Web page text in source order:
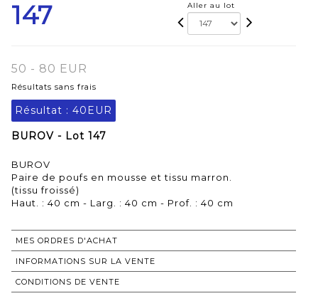
147 Aller au lot
50 - 80 EUR
Résultats sans frais
Résultat : 40EUR
BUROV - Lot 147
BUROV
Paire de poufs en mousse et tissu marron.
(tissu froissé)
Haut. : 40 cm - Larg. : 40 cm - Prof. : 40 cm
MES ORDRES D'ACHAT
INFORMATIONS SUR LA VENTE
CONDITIONS DE VENTE